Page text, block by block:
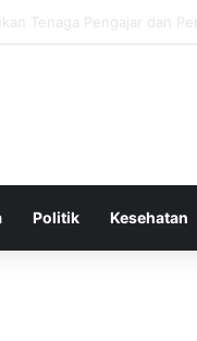
Positif untuk
Politik Kesehatan